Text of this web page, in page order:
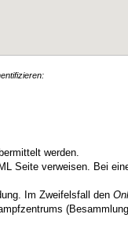
werden.
Seite verweisen. Bei
Im Zweifelsfall den